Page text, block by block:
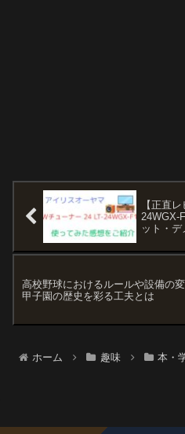
【正直
24WGX-
ット・デ
高校野球におけるルールや設備の変
甲子園の歴史を彩る工夫とは
ホーム 趣味 本・